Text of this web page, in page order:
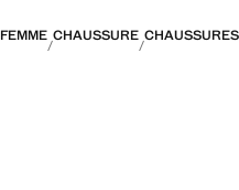
FEMME CHAUSSURE